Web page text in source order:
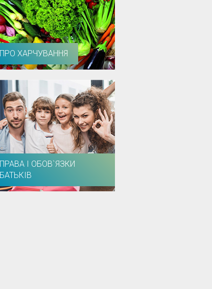
ПРО ХАРЧУВАННЯ
ПРАВА І ОБОВ`ЯЗКИ
БАТЬКІВ